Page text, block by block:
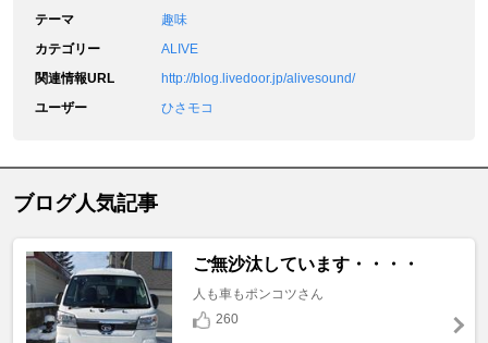
テーマ
趣味
カテゴリー
ALIVE
関連情報URL
http://blog.livedoor.jp/alivesound/
ユーザー
ひさモコ
ブログ人気記事
ご無沙汰しています・・・・
人も車もポンコツさん
260